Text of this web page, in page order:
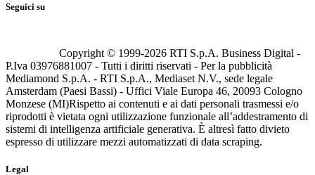
Seguici su
Copyright © 1999-2026 RTI S.p.A. Business Digital -
P.Iva 03976881007 - Tutti i diritti riservati - Per la pubblicità
Mediamond S.p.A. - RTI S.p.A., Mediaset N.V., sede legale
Amsterdam (Paesi Bassi) - Uffici Viale Europa 46, 20093 Cologno
Monzese (MI)Rispetto ai contenuti e ai dati personali trasmessi e/o
riprodotti è vietata ogni utilizzazione funzionale all’addestramento di
sistemi di intelligenza artificiale generativa. È altresì fatto divieto
espresso di utilizzare mezzi automatizzati di data scraping.
Legal